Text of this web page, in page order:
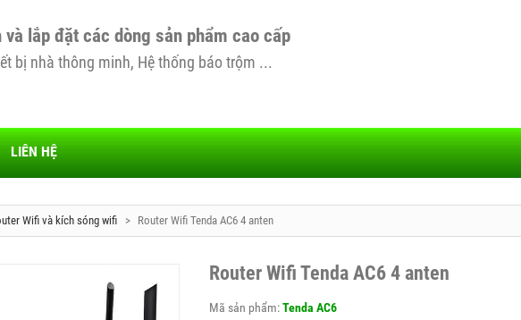
và lắp đặt các dòng sản phẩm cao cấp
bị nhà thông minh, Hệ thống báo trộm ...
LIÊN HỆ
Wifi và kích sóng wifi > Router Wifi Tenda AC6 4 anten
Router Wifi Tenda AC6 4 anten
Mã sản phẩm:Tenda AC6